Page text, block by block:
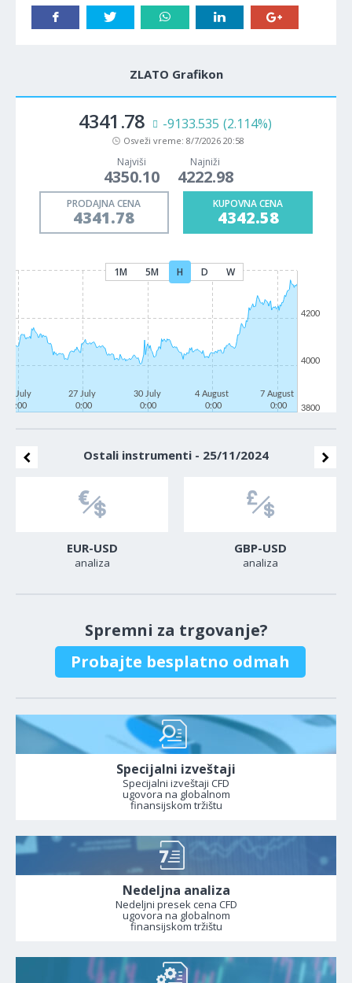
ZLATO Grafikon
4341.78 -9133.535 (2.114%)
Osveži vreme: 8/7/2026 20:58
Najviši
4350.10
Najniži
4222.98
PRODAJNA CENA
4341.78
KUPOVNA CENA
4342.58
1M 5M H D W
22 July
0:00
27 July
0:00
30 July
0:00
4 August
0:00
7 August
0:00
3800
4000
4200
Ostali instrumenti - 25/11/2024
EUR-USD
analiza
GBP-USD
analiza
Spremni za trgovanje?
Probajte besplatno odmah
Specijalni izveštaji
Specijalni izveštaji CFD
ugovora na globalnom
finansijskom tržištu
Nedeljna analiza
Nedeljni presek cena CFD
ugovora na globalnom
finansijskom tržištu